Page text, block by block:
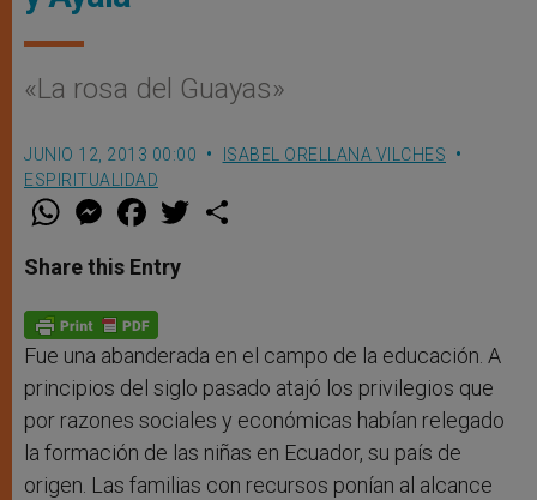
«La rosa del Guayas»
JUNIO 12, 2013 00:00
ISABEL ORELLANA VILCHES
ESPIRITUALIDAD
W
t
s
p
p
M
e
s
e
g
e
r
F
a
e
b
o
k
w
Share this Entry
Fue una abanderada en el campo de la educación. A
principios del siglo pasado atajó los privilegios que
por razones sociales y económicas habían relegado
la formación de las niñas en Ecuador, su país de
origen. Las familias con recursos ponían al alcance